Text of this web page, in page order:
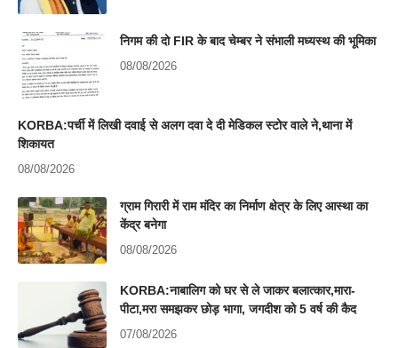
निगम की दो FIR के बाद चेम्बर ने संभाली मध्यस्थ की भूमिका
08/08/2026
KORBA:पर्ची में लिखी दवाई से अलग दवा दे दी मेडिकल स्टोर वाले ने,थाना में
शिकायत
08/08/2026
ग्राम गिरारी में राम मंदिर का निर्माण क्षेत्र के लिए आस्था का
केंद्र बनेगा
08/08/2026
KORBA:नाबालिग को घर से ले जाकर बलात्कार,मारा-
पीटा,मरा समझकर छोड़ भागा, जगदीश को 5 वर्ष की कैद
07/08/2026